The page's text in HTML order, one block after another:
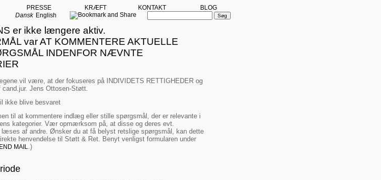
PRESSE KRÆFT KONTAKT
BLOG
Dansk English
er ikke længere aktiv.
var AT KOMMENTERE AKTUELLE
INDENFOR NÆVNTE
vil være, at der fokuseres på INDIVIDETS RETTIGHEDER og
Jens Ottosen-Støtt.
ikke blive besvaret
til at kommentere indlæg eller stille spørgsmål, der er relevante i
kategorier. Vær opmærksom på, at disse og deres evt.
læses af andre. Ønsker du at få belyst retslige spørgsmål, kan dette
henvendelse til Støtt & Ret. Benyt venligst formularen under
MAIL.)